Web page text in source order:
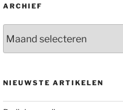
ARCHIEF
NIEUWSTE ARTIKELEN